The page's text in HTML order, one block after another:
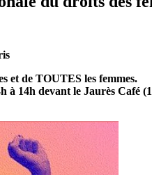
et de TOUTES les femmes.
14h devant le Jaurès Café